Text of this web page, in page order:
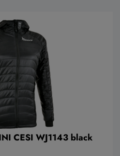
CESI WJ1143 black